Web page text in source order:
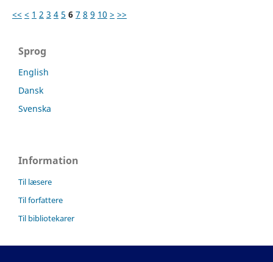
<< < 1 2 3 4 5 6 7 8 9 10 > >>
Sprog
English
Dansk
Svenska
Information
Til læsere
Til forfattere
Til bibliotekarer